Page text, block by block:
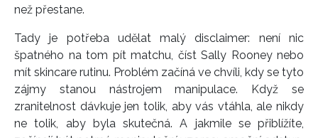
než přestane.
Tady je potřeba udělat malý disclaimer: není nic
špatného na tom pít matchu, číst Sally Rooney nebo
mít skincare rutinu. Problém začíná ve chvíli, kdy se tyto
zájmy stanou nástrojem manipulace. Když se
zranitelnost dávkuje jen tolik, aby vás vtáhla, ale nikdy
ne tolik, aby byla skutečná. A jakmile se přiblížíte,